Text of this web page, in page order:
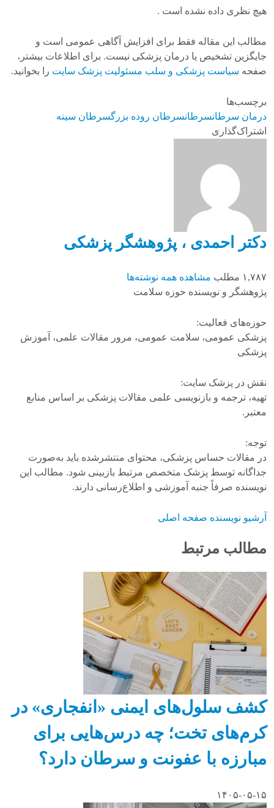
هیچ نظری داده نشده است .
مطالب این مقاله فقط برای افزایش آگاهی عمومی است و
جایگزین تشخیص یا درمان پزشکی نیست. برای اطلاعات بیشتر،
صفحه سیاست پزشکی و سلب مسئولیت پزشک سایت را بخوانید.
برچسب‌ها
درمان سرطانسرطانسرطان روده بزرگسرطان سینه
اشتراک‌گذاری
دکتر احمدی ، پژوهشگر پزشکی
۱,۷۸۷ مطلب
مشاهده همه نوشته‌ها
پژوهشگر و نویسنده حوزه سلامت
حوزه‌های فعالیت:
پزشکی عمومی، سلامت عمومی، مرور مقالات علمی، آموزش
پزشکی
نقش در پزشک سایت:
تهیه، ترجمه و بازنویسی علمی مقالات پزشکی بر اساس منابع
معتبر.
توجه:
در مقالات حساس پزشکی، محتوای منتشرشده باید به‌صورت
جداگانه توسط پزشک متخصص مرتبط بازبینی شود. مطالب این
نویسنده صرفاً جنبه آموزشی و اطلاع‌رسانی دارند.
آرشیو نویسنده صفحه اصلی
مطالب مرتبط
کشف سلول‌های ایمنی «انفجاری» در
کرم‌های تخت؛ چه درس‌هایی برای
مبارزه با عفونت و سرطان دارد؟
۱۴۰۵-۰۵-۱۵